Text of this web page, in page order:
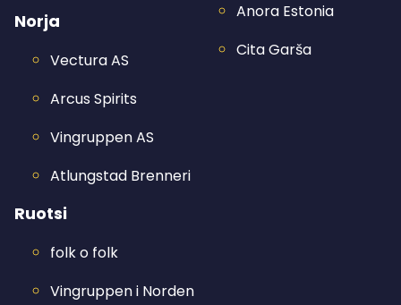
Norja
Vectura AS
Arcus Spirits
Vingruppen AS
Atlungstad Brenneri
Ruotsi
folk o folk
Vingruppen i Norden
Anora Estonia
Cita Garša